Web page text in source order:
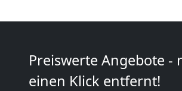
Preiswerte Angebote -
einen Klick entfernt!
Mann